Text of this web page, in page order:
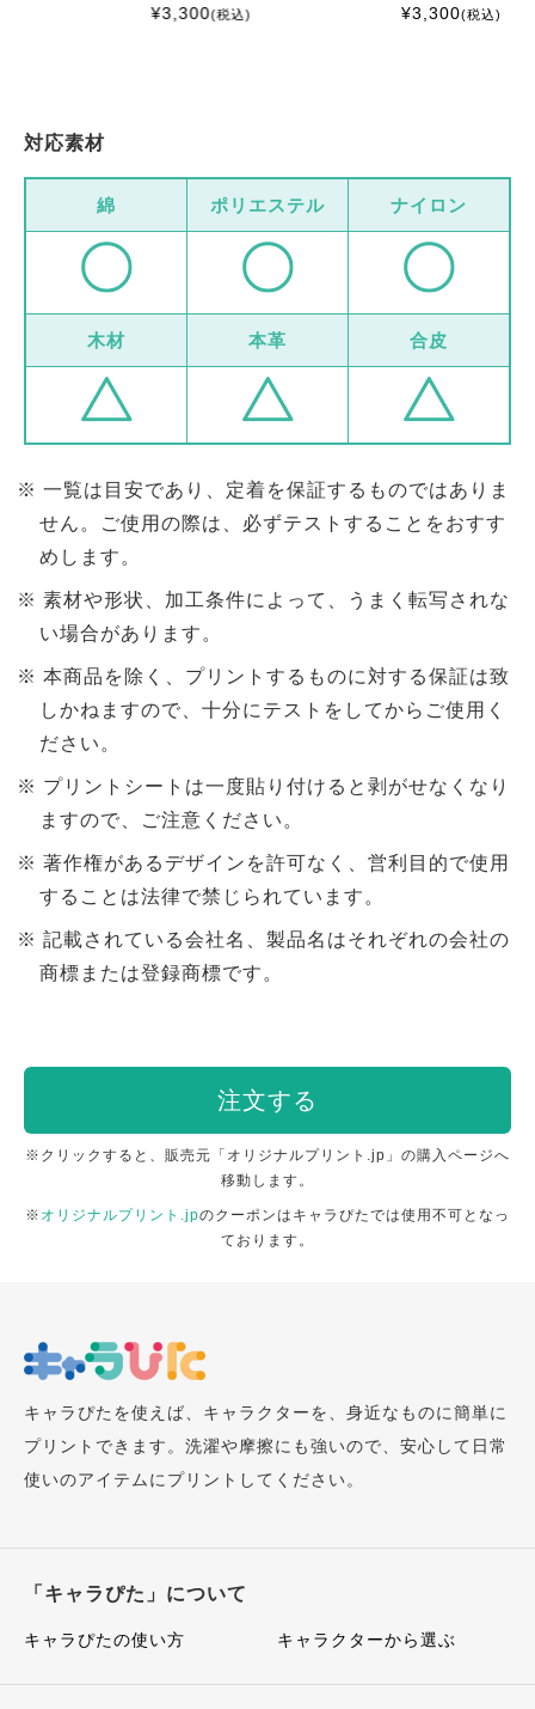
¥3,300(税込) ¥3,300(税込)
対応素材
綿 ポリエステル ナイロン
木材 本革 合皮
一覧は目安であり、定着を保証するものではありま
せん。ご使用の際は、必ずテストすることをおすす
めします。
素材や形状、加工条件によって、うまく転写されな
い場合があります。
本商品を除く、プリントするものに対する保証は致
しかねますので、十分にテストをしてからご使用く
ださい。
プリントシートは一度貼り付けると剥がせなくなり
ますので、ご注意ください。
著作権があるデザインを許可なく、営利目的で使用
することは法律で禁じられています。
記載されている会社名、製品名はそれぞれの会社の
商標または登録商標です。
注文する
※クリックすると、販売元「オリジナルプリント.jp」の購入ページへ
移動します。
※ オリジナルプリント.jpのクーポンはキャラぴたでは使用不可となっ
ております。
キャラぴたを使えば、キャラクターを、身近なものに簡単に
プリントできます。洗濯や摩擦にも強いので、安心して日常
使いのアイテムにプリントしてください。
「キャラぴた」について
キャラぴたの使い方 キャラクターから選ぶ